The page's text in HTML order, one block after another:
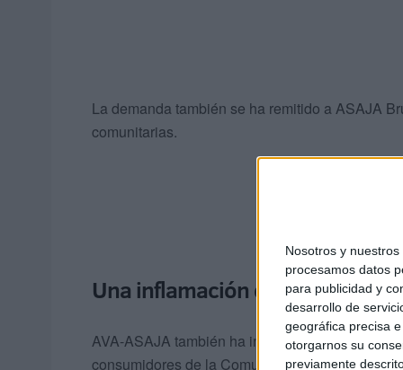
Nosotros y nuestros
procesamos datos
para publicidad y
desarrollo de
geográfica precisa
otorgarnos su
previamente
La demanda también se ha remitido a ASAJA
comunitarias.
Una inflamación del hígado
AVA-ASAJA también ha informado de esta
consumidores de la Comunitat Valenciana –la